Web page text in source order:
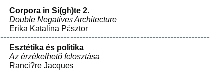
Corpora in Si(gh)te 2.
Double Negatives Architecture
Erika Katalina Pásztor
Esztétika és politika
Az érzékelhető felosztása
Ranci?re Jacques